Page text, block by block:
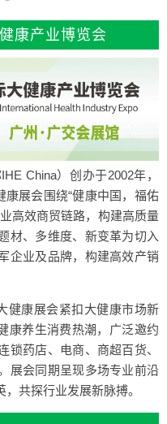
康产业博览会
China）创办于2002年，
展会围绕“健康中国，福佑
高效商贸链路，构建高质量
材、多维度、新变革为切入
企业及品牌，构建高效产销
健康展会紧扣大健康市场新
康养生消费热潮，广泛邀约
锁药店、电商、商超百货、
展会同期呈现多场专业前沿
共探行业发展新脉搏。